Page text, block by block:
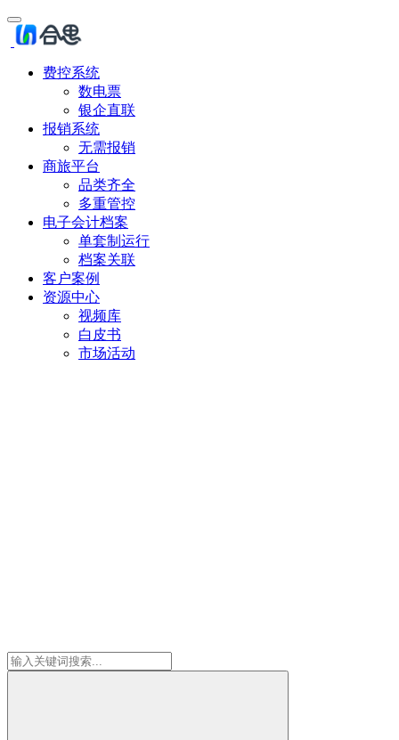
费控系统
数电票
银企直联
报销系统
无需报销
商旅平台
品类齐全
多重管控
电子会计档案
单套制运行
档案关联
客户案例
资源中心
视频库
白皮书
市场活动